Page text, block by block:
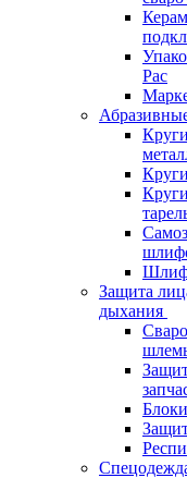
Pac
Защита
дыхания